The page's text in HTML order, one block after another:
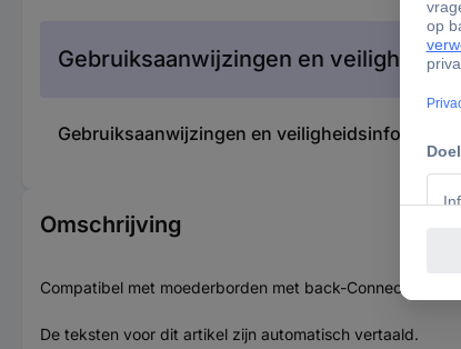
Gebruiksaanwijzingen en
Gebruiksaanwijzingen en
Omschrijving
Compatibel met moederborden met back-Connect,
De teksten voor dit artikel zijn automatisch vertaald.